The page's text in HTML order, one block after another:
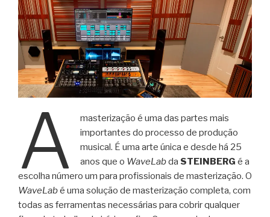
A
masterização é uma das partes mais
importantes do processo de produção
musical. É uma arte única e desde há 25
anos que o WaveLabda STEINBERG é a
escolha número um para profissionais de masterização. O
WaveLabé uma solução de masterização completa, com
todas as ferramentas necessárias para cobrir qualquer